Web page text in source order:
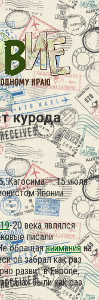
курода
Кагосима — 15 июля
Японии.
-20 века являлся
писали
обращаявниманияна
он забрал как раз
развит в Европе,
были как раз